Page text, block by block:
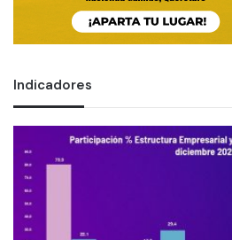
Indicadores